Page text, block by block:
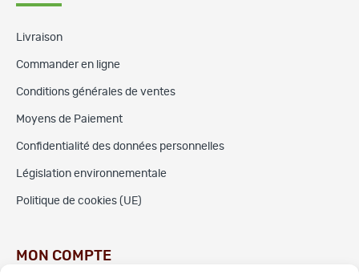
Livraison
Commander en ligne
Conditions générales de ventes
Moyens de Paiement
Confidentialité des données personnelles
Législation environnementale
Politique de cookies (UE)
MON COMPTE